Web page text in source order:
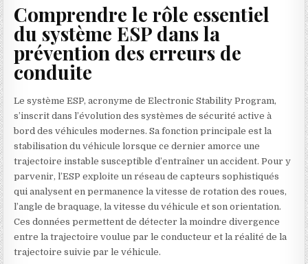
Comprendre le rôle essentiel
du système ESP dans la
prévention des erreurs de
conduite
Le système ESP, acronyme de Electronic Stability Program,
s’inscrit dans l’évolution des systèmes de sécurité active à
bord des véhicules modernes. Sa fonction principale est la
stabilisation du véhicule lorsque ce dernier amorce une
trajectoire instable susceptible d’entraîner un accident. Pour y
parvenir, l’ESP exploite un réseau de capteurs sophistiqués
qui analysent en permanence la vitesse de rotation des roues,
l’angle de braquage, la vitesse du véhicule et son orientation.
Ces données permettent de détecter la moindre divergence
entre la trajectoire voulue par le conducteur et la réalité de la
trajectoire suivie par le véhicule.